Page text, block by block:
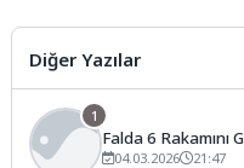
mevcut düzeninden daha
kontrollü...
Diğer Yazılar
1
Falda 6 Rakamını
04.03.2026 21:47